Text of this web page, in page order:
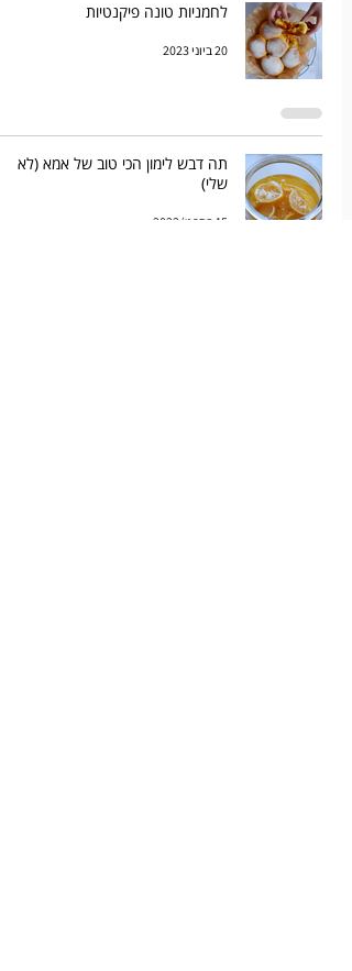
לחמניות טונה פיקנטיות
20 ביוני 2023
תה דבש לימון הכי טוב של אמא (לא
שלי)
15 בספט׳ 2022